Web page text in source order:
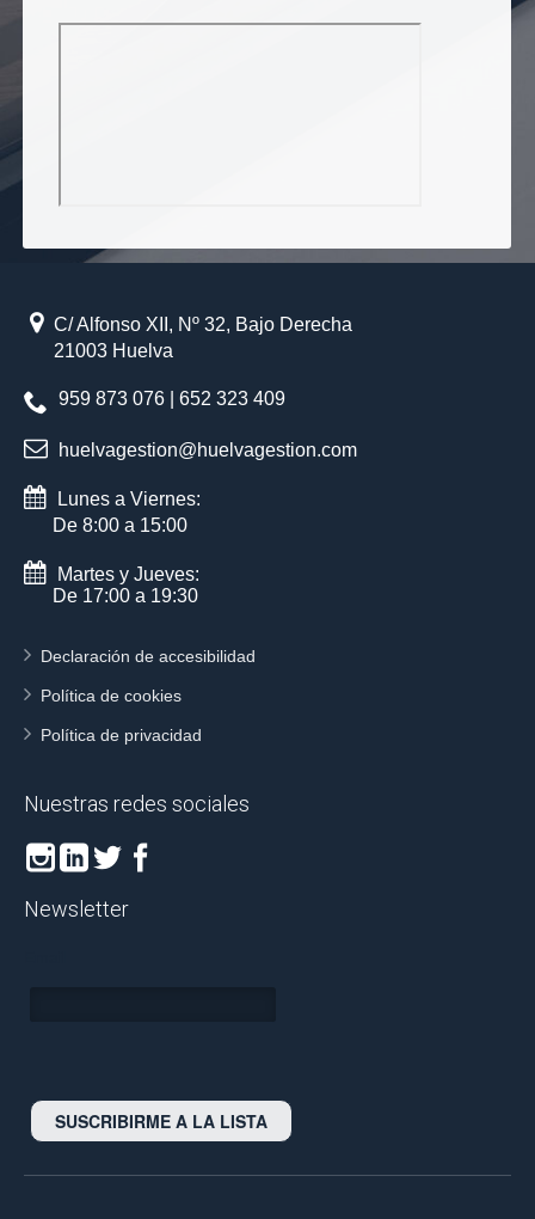
C/ Alfonso XII, Nº 32, Bajo Derecha
21003 Huelva
959 873 076 | 652 323 409
huelvagestion@huelvagestion.com
Lunes a Viernes:
De 8:00 a 15:00
Martes y Jueves:
De 17:00 a 19:30
Declaración de accesibilidad
Política de cookies
Política de privacidad
Nuestras redes sociales
Newsletter